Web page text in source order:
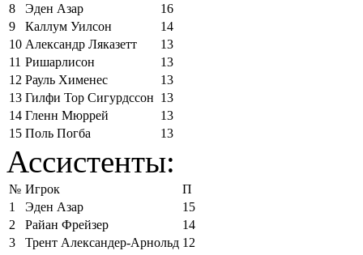
8
Эден Азар
16
9
Каллум Уилсон
14
10 Александр Ляказетт
13
11 Ришарлисон
13
12 Рауль Хименес
13
13 Гилфи Тор Сигурдссон 13
14 Гленн Мюррей
13
15 Поль Погба 13
Ассистенты:
№ Игрок
П
1
Эден Азар
15
2
Райан Фрейзер
14
3
Трент Александер-Арнольд 12